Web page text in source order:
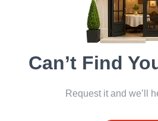
Can’t Find
Request it and we’ll